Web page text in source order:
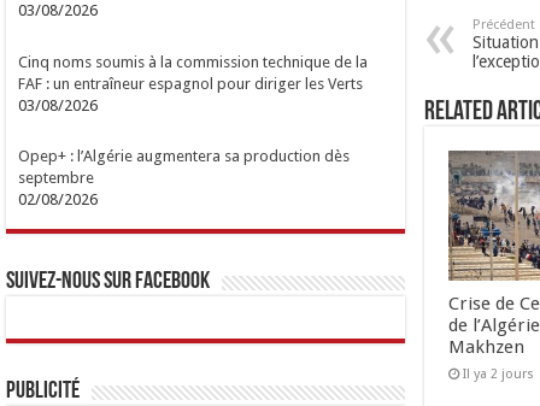
Précédent
Related
Crise de
de
Makhzen
Il ya 2 jours
03/08/2026
Cinq noms soumis à la commission technique de la
FAF : un entraîneur espagnol pour diriger les Verts
03/08/2026
Opep+ : l’Algérie augmentera sa production dès
septembre
02/08/2026
Suivez-nous sur Facebook
Publicité